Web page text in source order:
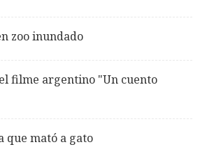
zoo inundado
filme argentino "Un cuento
que mató a gato